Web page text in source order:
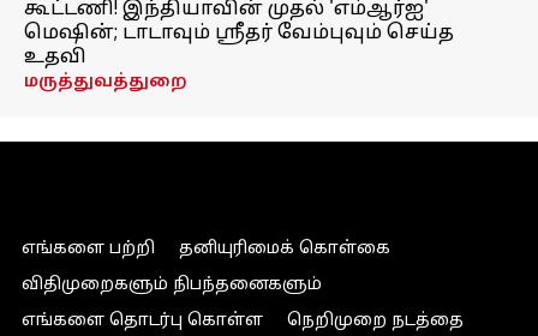
கூட்டணி! இந்தியாவின் முதல் 'எம்ஆர்ஐ'
மெஷின்; டாடாவும் ஸ்ரீதர் வேம்புவும் செய்த
உதவி
மருத்துவத்துறை
எங்களை பற்றி
தனியுரிமைக் கொள்கை
விதிமுறைகளும் நிபந்தனைகளும்
எங்களை தொடர்பு கொள்ள
நெறிமுறை நடத்தை